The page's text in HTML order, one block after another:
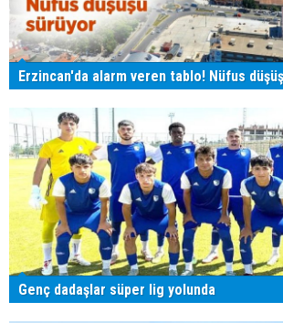
Erzincan'da alarm veren tablo! Nüfus
Genç dadaşlar süper lig yolunda